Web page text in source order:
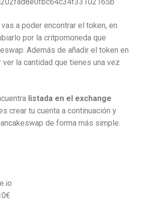
a poder encontrar el token, en
por la critpomoneda que
Además de añadir el token en
la cantidad que tienes una vez
listada en el exchange
crear tu cuenta a continuación y
de forma más simple.